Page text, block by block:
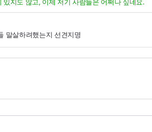
있지도 않고, 이제 저기 사람들은 어쩌나 싶네요.
말살하려했는지 선견지명